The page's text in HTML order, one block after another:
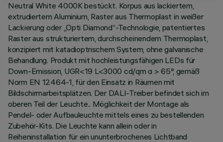
Neutral White 4000K bestückt. Korpus aus lackiertem,
extrudiertem Aluminium, Raster aus Thermoplast in weißer
Lackierung oder „Opti Diamond“-Technologie, patentiertes
Raster aus strukturiertem, durchscheinendem Thermoplast,
konzipiert mit katadioptrischem System, ohne galvanische
Behandlung. Produkt mit hochleistungsfähigen LEDs für
Down-Emission, UGR<19 L<3000 cd/qm α > 65°, gemäß
Norm EN 12464-1, für den Einsatz in Räumen mit
Bildschirmarbeitsplätzen. Der DALI-Treiber befindet sich im
oberen Teil der Leuchte.. Möglichkeit der Montage als
Pendel- oder Aufbauleuchte mittels eines zu bestellenden
Zubehör-Kits. Die Leuchte kann allein oder in
Reiheninstallation für ein ununterbrochenes Lichtband